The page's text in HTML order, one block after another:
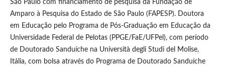
São Paulo com financiamento de pesquisa da Fundação de
Amparo à Pesquisa do Estado de São Paulo (FAPESP). Doutora
em Educação pelo Programa de Pós-Graduação em Educação da
Universidade Federal de Pelotas (PPGE/FaE/UFPel), com período
de Doutorado Sanduíche na Università degli Studi del Molise,
Itália, com bolsa através do Programa de Doutorado Sanduíche